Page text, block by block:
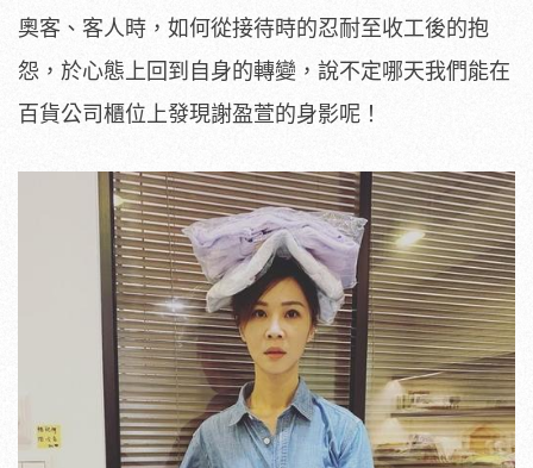
奧客、客人時，如何從接待時的忍耐至收工後的抱
怨，於心態上回到自身的轉變，說不定哪天我們能在
百貨公司櫃位上發現謝盈萱的身影呢！